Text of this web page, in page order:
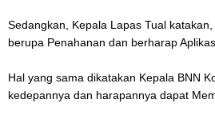
Sedangkan, Kepala Lapas Tual
berupa Penahanan dan berharap
Hal yang sama dikatakan Kepala BNN
kedepannya dan harapannya dapat